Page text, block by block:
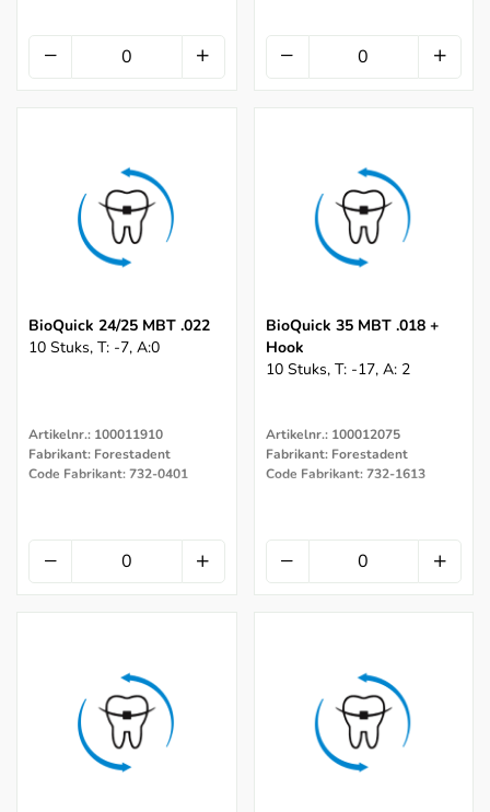
BioQuick 24/25 MBT .022
10 Stuks, T: -7, A:0
Artikelnr.: 100011910
Fabrikant: Forestadent
Code Fabrikant: 732-0401
BioQuick 35 MBT .018 +
Hook
10 Stuks, T: -17, A: 2
Artikelnr.: 100012075
Fabrikant: Forestadent
Code Fabrikant: 732-1613